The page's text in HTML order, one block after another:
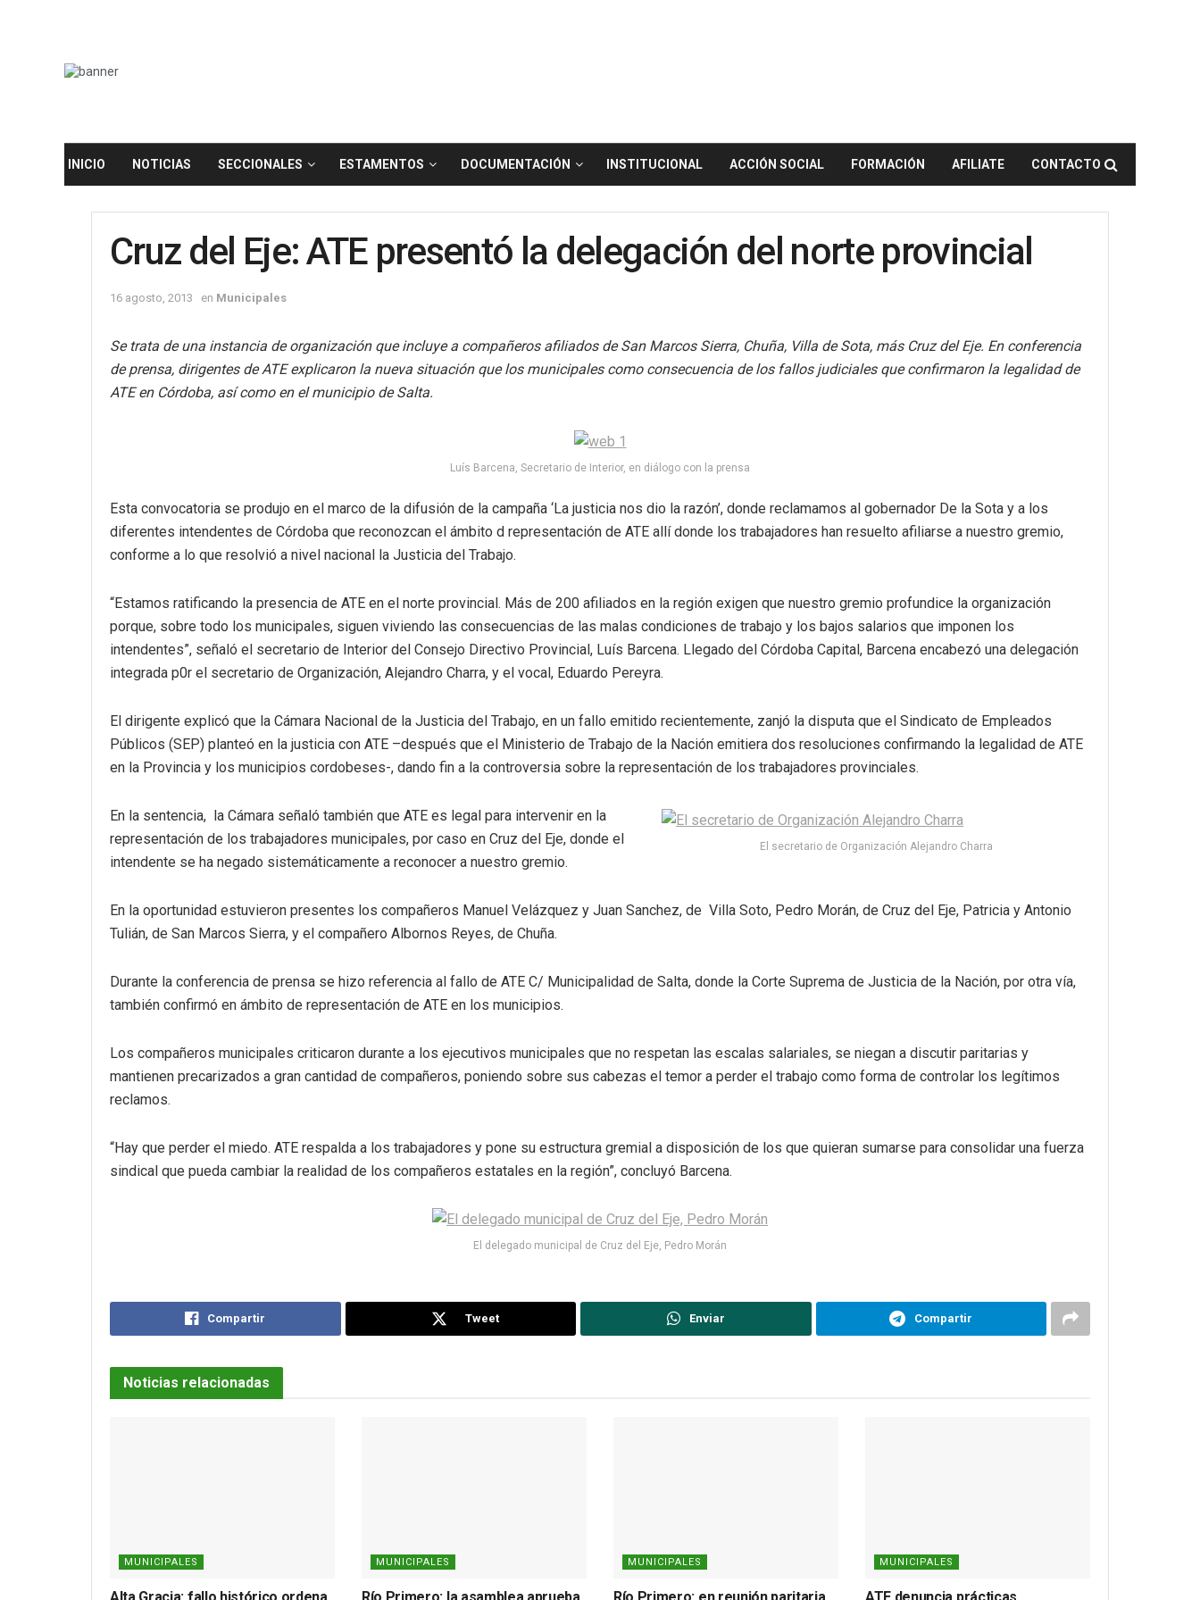
INICIO NOTICIAS SECCIONALES ESTAMENTOS DOCUMENTACIÓN INSTITUCIONAL ACCIÓN SOCIAL FORMACIÓN AFILIATE CONTACTO
Cruz del Eje: ATE presentó la delegación del norte provincial
16 agosto, 2013 en Municipales
Se trata de una instancia de organización que incluye a compañeros afiliados de San Marcos Sierra, Chuña, Villa de Sota, más Cruz del Eje. En conferencia
de prensa, dirigentes de ATE explicaron la nueva situación que los municipales como consecuencia de los fallos judiciales que confirmaron la legalidad de
ATE en Córdoba, así como en el municipio de Salta.
Luís Barcena, Secretario de Interior, en diálogo con la prensa
Esta convocatoria se produjo en el marco de la difusión de la campaña ‘La justicia nos dio la razón’, donde reclamamos al gobernador De la Sota y a los
diferentes intendentes de Córdoba que reconozcan el ámbito d representación de ATE allí donde los trabajadores han resuelto afiliarse a nuestro gremio,
conforme a lo que resolvió a nivel nacional la Justicia del Trabajo.
“Estamos ratificando la presencia de ATE en el norte provincial. Más de 200 afiliados en la región exigen que nuestro gremio profundice la organización
porque, sobre todo los municipales, siguen viviendo las consecuencias de las malas condiciones de trabajo y los bajos salarios que imponen los
intendentes”, señaló el secretario de Interior del Consejo Directivo Provincial, Luís Barcena. Llegado del Córdoba Capital, Barcena encabezó una delegación
integrada p0r el secretario de Organización, Alejandro Charra, y el vocal, Eduardo Pereyra.
El dirigente explicó que la Cámara Nacional de la Justicia del Trabajo, en un fallo emitido recientemente, zanjó la disputa que el Sindicato de Empleados
Públicos (SEP) planteó en la justicia con ATE –después que el Ministerio de Trabajo de la Nación emitiera dos resoluciones confirmando la legalidad de ATE
en la Provincia y los municipios cordobeses-, dando fin a la controversia sobre la representación de los trabajadores provinciales.
El secretario de Organización Alejandro Charra
En la sentencia, la Cámara señaló también que ATE es legal para intervenir en la
representación de los trabajadores municipales, por caso en Cruz del Eje, donde el
intendente se ha negado sistemáticamente a reconocer a nuestro gremio.
En la oportunidad estuvieron presentes los compañeros Manuel Velázquez y Juan Sanchez, de Villa Soto, Pedro Morán, de Cruz del Eje, Patricia y Antonio
Tulián, de San Marcos Sierra, y el compañero Albornos Reyes, de Chuña.
Durante la conferencia de prensa se hizo referencia al fallo de ATE C/ Municipalidad de Salta, donde la Corte Suprema de Justicia de la Nación, por otra vía,
también confirmó en ámbito de representación de ATE en los municipios.
Los compañeros municipales criticaron durante a los ejecutivos municipales que no respetan las escalas salariales, se niegan a discutir paritarias y
mantienen precarizados a gran cantidad de compañeros, poniendo sobre sus cabezas el temor a perder el trabajo como forma de controlar los legítimos
reclamos.
“Hay que perder el miedo. ATE respalda a los trabajadores y pone su estructura gremial a disposición de los que quieran sumarse para consolidar una fuerza
sindical que pueda cambiar la realidad de los compañeros estatales en la región”, concluyó Barcena.
El delegado municipal de Cruz del Eje, Pedro Morán
Compartir Tweet Enviar Compartir
Noticias relacionadas
MUNICIPALES
Alta Gracia: fallo histórico ordena
MUNICIPALES
Río Primero: la asamblea aprueba
MUNICIPALES
Río Primero: en reunión paritaria
MUNICIPALES
ATE denuncia prácticas